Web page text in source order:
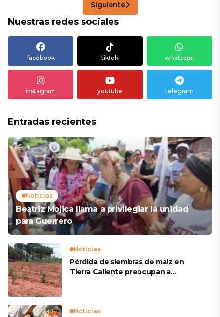
Siguiente
Nuestras redes sociales
facebook tiktok whatsapp
instagram youtube telegram
Entradas recientes
Noticias
Beatriz Mojica llama a privilegiar la unidad
para Guerrero
Noticias
Pérdida de siembras de maíz en
Tierra Caliente preocupan a
Noticias